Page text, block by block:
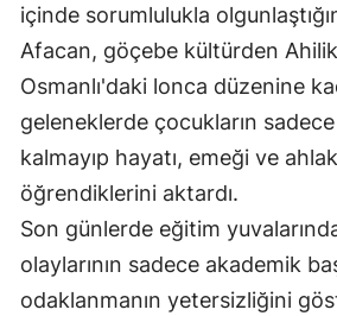
içinde sorumlulukla
Afacan, göçebe kültürden
Osmanlı'daki lonca düzenine
geleneklerde çocukların
kalmayıp hayatı, emeği ve
öğrendiklerini aktardı.
Son günlerde eğitim
olaylarının sadece akademik
odaklanmanın yetersizliğini